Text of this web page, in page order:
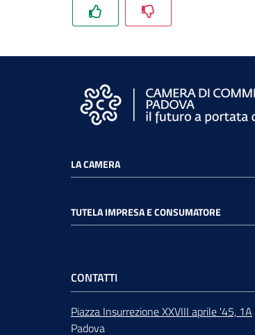
LA CAMERA
TUTELA IMPRESA E CONSUMATORE
CONTATTI
Piazza Insurrezione XXVIII aprile '45, 1A
Padova